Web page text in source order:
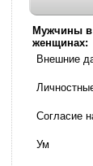
Мужчины в
женщинах:
Внешние
Согласие
Ум